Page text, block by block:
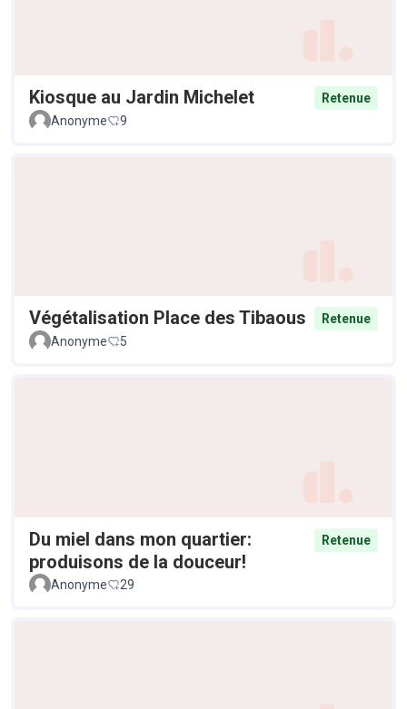
Kiosque au Jardin Michelet
Retenue
Anonyme
9
Végétalisation Place des Tibaous
Retenue
Anonyme
5
Du miel dans mon quartier:
produisons de la douceur!
Retenue
Anonyme 29